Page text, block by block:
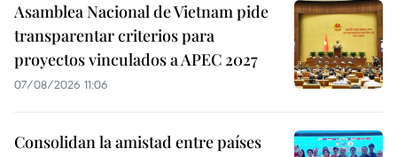
Asamblea Nacional de Vietnam pide
transparentar criterios para
proyectos vinculados a APEC 2027
07/08/2026 11:06
Consolidan la amistad entre países